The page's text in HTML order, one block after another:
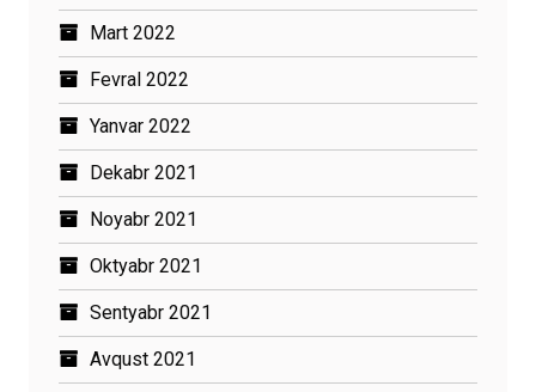
Mart 2022
Fevral 2022
Yanvar 2022
Dekabr 2021
Noyabr 2021
Oktyabr 2021
Sentyabr 2021
Avqust 2021